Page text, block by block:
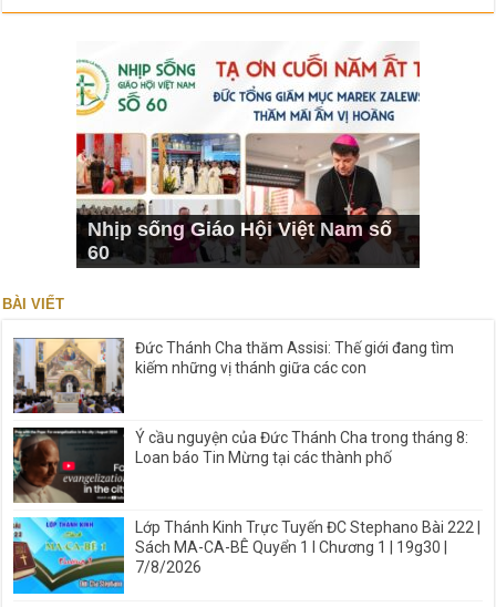
Nhịp sống Giáo Hội Việt Nam số
60
BÀI VIẾT
Đức Thánh Cha thăm Assisi: Thế giới đang tìm
kiếm những vị thánh giữa các con
Ý cầu nguyện của Đức Thánh Cha trong tháng 8:
Loan báo Tin Mừng tại các thành phố
Lớp Thánh Kinh Trực Tuyến ĐC Stephano Bài 222 |
Sách MA-CA-BÊ Quyển 1 I Chương 1 | 19g30 |
7/8/2026